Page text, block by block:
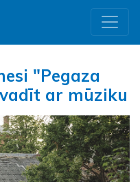
"Pegaza
ar mūziku